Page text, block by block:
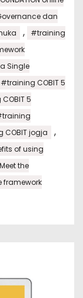
dan
,
#training
Single
#training COBIT 5
5
COBIT jogja
,
of using
the
framework